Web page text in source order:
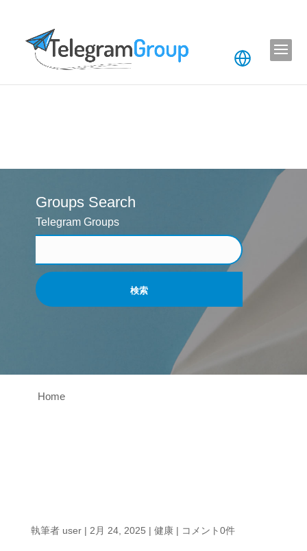
Groups Search
Telegram Groups
Home
執筆者 user| 2月 24, 2025 | 健康| コメント0件